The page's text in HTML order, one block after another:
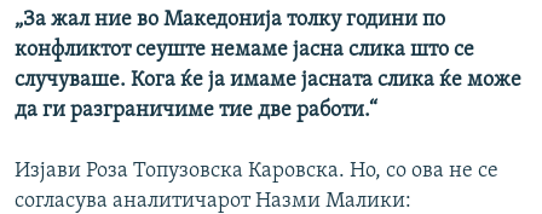
„За жал ние во Македонија толку години по
конфликтот сеуште немаме јасна слика што се
случуваше. Кога ќе ја имаме јасната слика ќе може
да ги разграничиме тие две работи.“
Изјави Роза Топузовска Каровска. Но, со ова не се
согласува аналитичарот Назми Малики: